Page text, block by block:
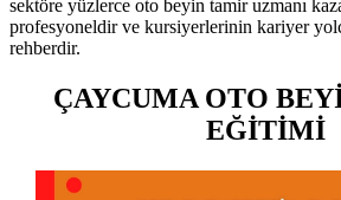
sektöre yüzlerce oto beyin tamir uzmanı
profesyoneldir ve kursiyerlerinin kariyer
rehberdir.
ÇAYCUMA OTO
EĞİTİMİ